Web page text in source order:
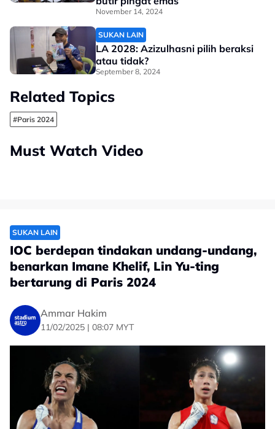
November 14, 2024
SUKAN LAIN
LA 2028: Azizulhasni pilih beraksi
atau tidak?
September 8, 2024
Related Topics
#Paris 2024
Must Watch Video
SUKAN LAIN
IOC berdepan tindakan undang-undang,
benarkan Imane Khelif, Lin Yu-ting
bertarung di Paris 2024
Ammar Hakim
11/02/2025 | 08:07 MYT